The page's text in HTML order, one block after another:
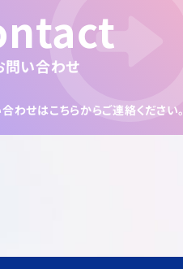
問い合わせ
わせはこちらからご連絡ください。